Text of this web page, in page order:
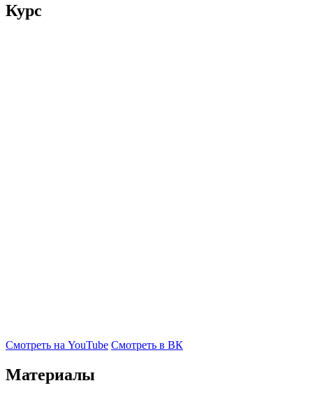
Курс
Смотреть на YouTube Смотреть в ВК
Материалы